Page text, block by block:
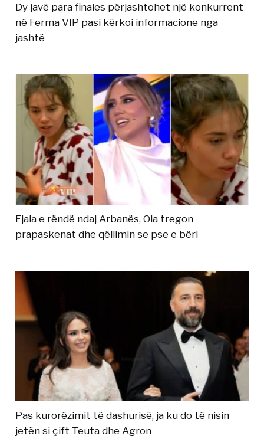
Dy javë para finales përjashtohet një konkurrent
në Ferma VIP pasi kërkoi informacione nga
jashtë
Fjala e rëndë ndaj Arbanës, Ola tregon
prapaskenat dhe qëllimin se pse e bëri
Pas kurorëzimit të dashurisë, ja ku do të nisin
jetën si çift Teuta dhe Agron